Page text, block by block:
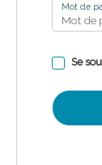
Mot de
Se